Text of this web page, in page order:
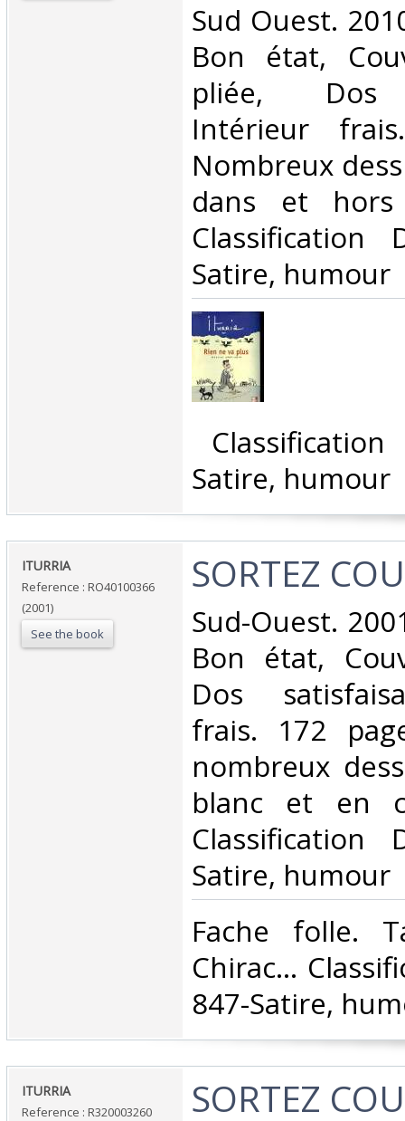
‎Sud Ouest.
Bon état,
pliée, Dos
Intérieur
Nombreux
dans et
Classification
Satire, humour‎
Satire, humour‎
‎ITURRIA‎
Reference : RO40100366
(2001)
See the book
‎SORTEZ
‎Sud-Ouest.
Bon état,
Dos
frais. 172
nombreux
blanc et en
Classification
Satire, humour‎
‎Fache folle.
Chirac...
847-Satire,
‎ITURRIA‎
Reference : R320003260 ‎SORTEZ